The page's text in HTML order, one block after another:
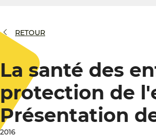
RETOUR
La santé des
protection de
Présentation
2016